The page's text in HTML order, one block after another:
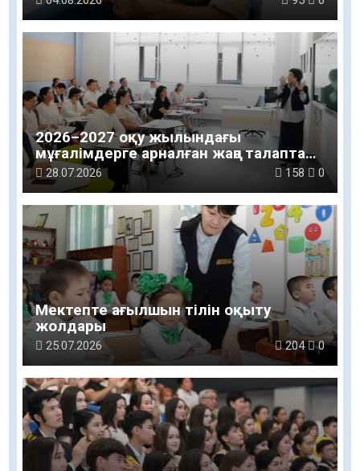
2026–2027 оқу жылындағы
мұғалімдерге арналған жаңа талаптар
таныстырылды
28.07.2026 158 0
Мектепте ағылшын тілін оқыту
жолдары
25.07.2026 204 0